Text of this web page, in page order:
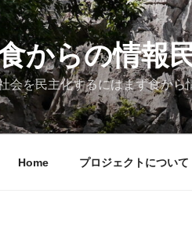
からの情報
会を民主化するにはまず食から
Home プロジェクトについて